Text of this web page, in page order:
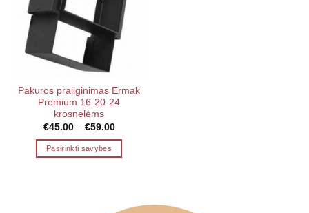
Pakuros prailginimas Ermak
Premium 16-20-24
krosnelėms
€45.00 – €59.00Price
€45.00
Pasirinkti savybes